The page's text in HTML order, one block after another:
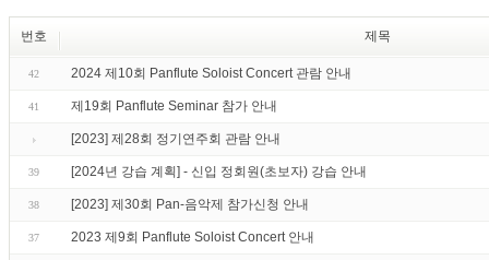
번호 제목
42 2024 제10회 Panflute Soloist Concert 관람 안내
41 제19회 Panflute Seminar 참가 안내
[2023] 제28회 정기연주회 관람 안내
39 [2024년 강습 계획] - 신입 정회원(초보자) 강습 안내
38 [2023] 제30회 Pan-음악제 참가신청 안내
37 2023 제9회 Panflute Soloist Concert 안내